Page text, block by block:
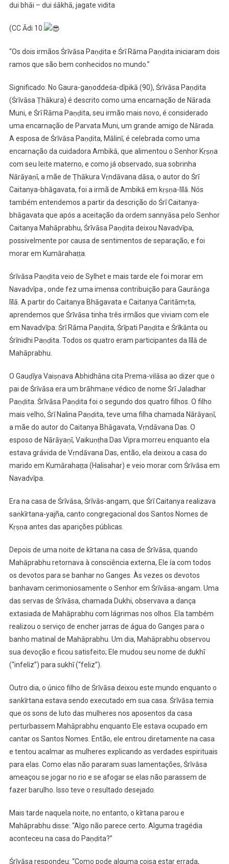
dui bhāi – dui śākhā, jagate vidita
(CC Ādi 10.
“Os dois irmãos Śrīvāsa Paṇḍita e Śrī Rāma Paṇḍita iniciaram dois
ramos que são bem conhecidos no mundo.”
Significado: No Gaura-gaṇoddeśa-dīpikā (90), Śrīvāsa Paṇḍita
(Śrīvāsa Ṭhākura) é descrito como uma encarnação de Nārada
Muni, e Śrī Rāma Paṇḍita, seu irmão mais novo, é considerado
uma encarnação de Parvata Muni, um grande amigo de Nārada.
A esposa de Śrīvāsa Paṇḍita, Mālinī, é celebrada como uma
encarnação da cuidadora Ambikā, que alimentou o Senhor Kṛṣṇa
com seu leite materno, e como já observado, sua sobrinha
Nārāyaṇī, a mãe de Ṭhākura Vṛndāvana dāsa, o autor do Śrī
Caitanya-bhāgavata, foi a irmã de Ambikā em kṛṣṇa-līlā. Nós
também entendemos a partir da descrição do Śrī Caitanya-
bhāgavata que após a aceitação da ordem sannyāsa pelo Senhor
Caitanya Mahāprabhu, Śrīvāsa Paṇḍita deixou Navadvīpa,
possivelmente por causa de sentimentos de separação, e foi
morar em Kumārahaṭṭa.
Śrīvāsa Paṇḍita veio de Sylhet e mais tarde ele foi morar em
Navadvīpa , onde fez uma imensa contribuição para Gaurāṅga
līlā. A partir do Caitanya Bhāgavata e Caitanya Caritāmṛta,
aprendemos que Śrīvāsa tinha três irmãos que viviam com ele
em Navadvīpa: Śrī Rāma Paṇḍita, Śrīpati Paṇḍita e Śrīkānta ou
Śrīnidhi Paṇḍita. Todos os quatro eram participantes da līlā de
Mahāprabhu.
O Gauḍīya Vaiṣṇava Abhidhāna cita Prema-vilāsa ao dizer que o
pai de Śrīvāsa era um brāhmaṇe védico de nome Śrī Jaladhar
Paṇḍita. Śrīvāsa Paṇḍita foi o segundo dos quatro filhos. O filho
mais velho, Śrī Nalina Paṇḍita, teve uma filha chamada Nārāyaṇī,
a mãe do autor do Caitanya Bhāgavata, Vṛndāvana Das. O
esposo de Nārāyaṇī, Vaikuṇṭha Das Vipra morreu enquanto ela
estava grávida de Vṛndāvana Das, então, ela deixou a casa do
marido em Kumārahaṭṭa (Halisahar) e veio morar com Śrīvāsa em
Navadvīpa.
Era na casa de Śrīvāsa, Śrīvās-angam, que Śrī Caitanya realizava
saṅkīrtana-yajña, canto congregacional dos Santos Nomes de
Kṛṣṇa antes das aparições públicas.
Depois de uma noite de kīrtana na casa de Śrīvāsa, quando
Mahāprabhu retornava à consciência externa, Ele ía com todos
os devotos para se banhar no Ganges. Às vezes os devotos
banhavam cerimoniosamente o Senhor em Śrīvāsa-angam. Uma
das servas de Śrīvāsa, chamada Dukhi, observava a dança
extasiada de Mahāprabhu com lágrimas nos olhos. Ela também
realizou o serviço de encher jarras de água do Ganges para o
banho matinal de Mahāprabhu. Um dia, Mahāprabhu observou
sua devoção e ficou satisfeito; Ele mudou seu nome de dukhī
(“infeliz”) para sukhī (“feliz”).
Outro dia, o único filho de Śrīvāsa deixou este mundo enquanto o
saṅkīrtana estava sendo executado em sua casa. Śrīvāsa temia
que os sons de luto das mulheres nos aposentos da casa
perturbassem Mahāprabhu enquanto Ele estava ocupado em
cantar os Santos Nomes. Então, ele entrou diretamente na casa
e tentou acalmar as mulheres explicando as verdades espirituais
para elas. Como elas não pararam suas lamentações, Śrīvāsa
ameaçou se jogar no rio e se afogar se elas não parassem de
fazer barulho. Isso teve o resultado desejado.
Mais tarde naquela noite, no entanto, o kīrtana parou e
Mahāprabhu disse: “Algo não parece certo. Alguma tragédia
aconteceu na casa do Paṇḍita?”
Śrīvāsa respondeu: “Como pode alguma coisa estar errada,